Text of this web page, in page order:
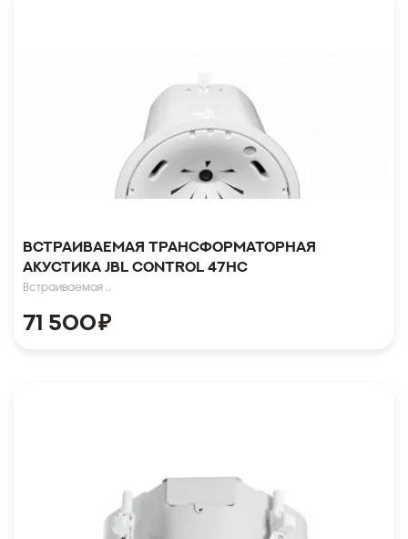
Встраиваемая трансформаторная
акустика JBL CONTROL 47HC
Встраиваемая ..
71 500₽